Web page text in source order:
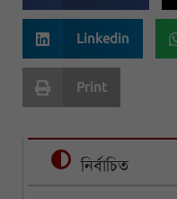
Linkedin
Print
নির্বাচিত